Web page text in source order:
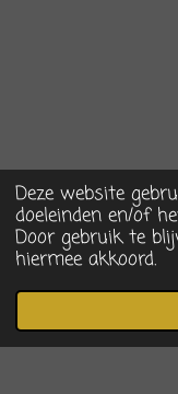
Deze website
doeleinden en/of
Door gebruik te
hiermee akkoord.